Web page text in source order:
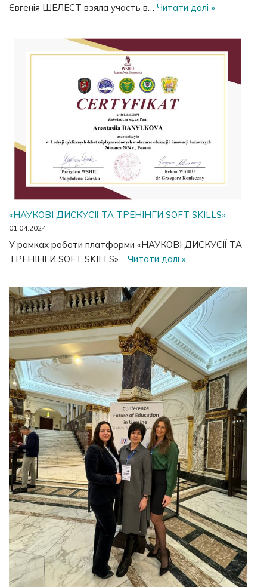
Євгенія ШЕЛЕСТ взяла участь в… Читати далі »
«НАУКОВІ ДИСКУСІЇ ТА ТРЕНІНГИ SOFT SKILLS»
01.04.2024
У рамках роботи платформи «НАУКОВІ ДИСКУСІЇ ТА
ТРЕНІНГИ SOFT SKILLS»… Читати далі »